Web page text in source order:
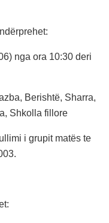
nga ora 10:30 deri
Berishtë, Sharra,
Shkolla fillore
i grupit matës te